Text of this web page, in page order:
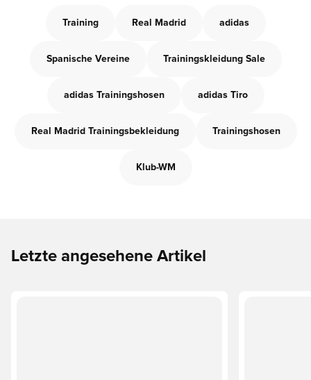
Training Real Madrid adidas
Spanische Vereine Trainingskleidung Sale
adidas Trainingshosen adidas Tiro
Real Madrid Trainingsbekleidung Trainingshosen
Klub-WM
Letzte angesehene Artikel